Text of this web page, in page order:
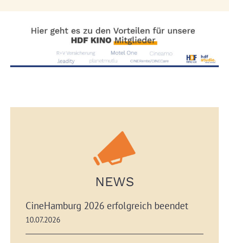
NEWS
CineHamburg 2026 erfolgreich beendet
10.07.2026